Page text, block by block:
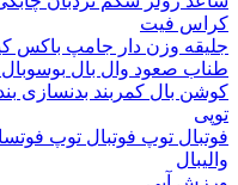
فیت
وزن دارجامپ باکسکیسه
صعودوال بال بوسوبال
بالکمربند بدنسازیبند
توپ فوتبالتوپ فوتسال